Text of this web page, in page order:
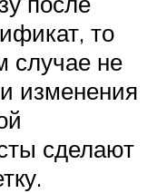
то
случае не
изменения
сделают